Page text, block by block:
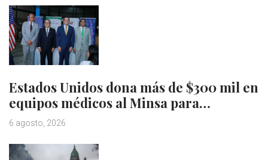
Estados Unidos dona más de $300 mil en
equipos médicos al Minsa para…
6 agosto, 2026